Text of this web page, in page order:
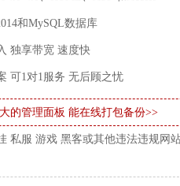
和MySQL数据库
独享带宽 速度快
可1对1服务 无后顾之忧
的管理面板 能在线打包备份>>
私服 游戏 黑客或其他违法违规网